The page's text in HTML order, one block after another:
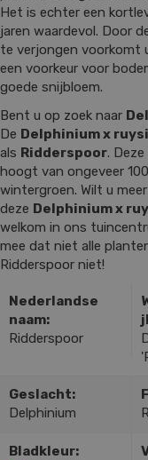
Het is echter een
jaren waardevol. Door
te verjongen voorkomt
een voorkeur voor
goede snijbloem.
Bent u op zoek naar
De Delphinium x
als Ridderspoor.
hoogt van ongeveer
wintergroen. Wilt u
deze Delphinium x
welkom in ons
mee dat niet alle
Ridderspoor niet!
Nederlandse
naam:
Ridderspoor
Geslacht:
Delphinium
Bladkleur: